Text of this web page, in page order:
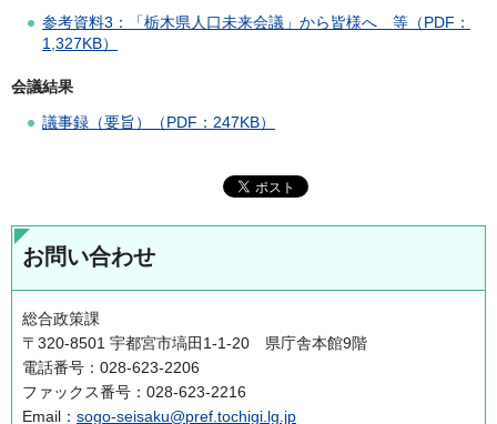
参考資料3：「栃木県人口未来会議」から皆様へ 等（PDF：
1,327KB）
会議結果
議事録（要旨）（PDF：247KB）
お問い合わせ
総合政策課
〒320-8501 宇都宮市塙田1-1-20 県庁舎本館9階
電話番号：028-623-2206
ファックス番号：028-623-2216
Email： sogo-seisaku@pref.tochigi.lg.jp